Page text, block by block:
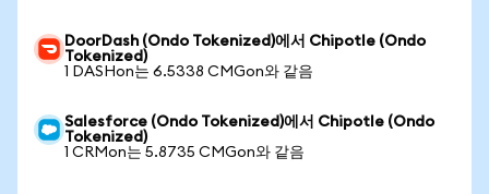
DoorDash (Ondo Tokenized)에서 Chipotle (Ondo
Tokenized)
1 DASHon는 6.5338 CMGon와 같음
Salesforce (Ondo Tokenized)에서 Chipotle (Ondo
Tokenized)
1 CRMon는 5.8735 CMGon와 같음